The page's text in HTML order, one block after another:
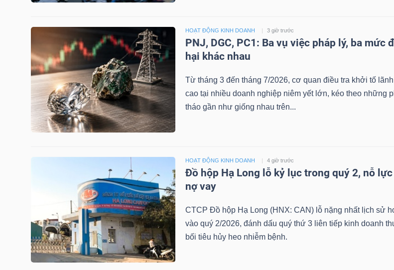
HOẠT ĐỘNG KINH DOANH 3 giờ trước
PNJ, DGC, PC1: Ba vụ việc pháp lý, ba mức
hại khác nhau
Từ tháng 3 đến tháng 7/2026, cơ quan điều tra khởi tố
cao tại nhiều doanh nghiệp niêm yết lớn, kéo theo những
tháo gần như giống nhau trên...
HOẠT ĐỘNG KINH DOANH 4 giờ trước
Đồ hộp Hạ Long lỗ kỷ lục trong quý 2, nỗ
nợ vay
CTCP Đồ hộp Hạ Long (HNX: CAN) lỗ nặng nhất lịch sử
vào quý 2/2026, đánh dấu quý thứ 3 liên tiếp kinh doanh
bối tiêu hủy heo nhiễm bệnh.
NGHIỆP
TRÁI
PHIẾU